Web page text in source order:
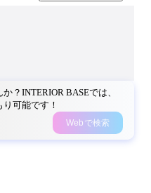
？INTERIOR BASEでは、
可能です！
Webで検索